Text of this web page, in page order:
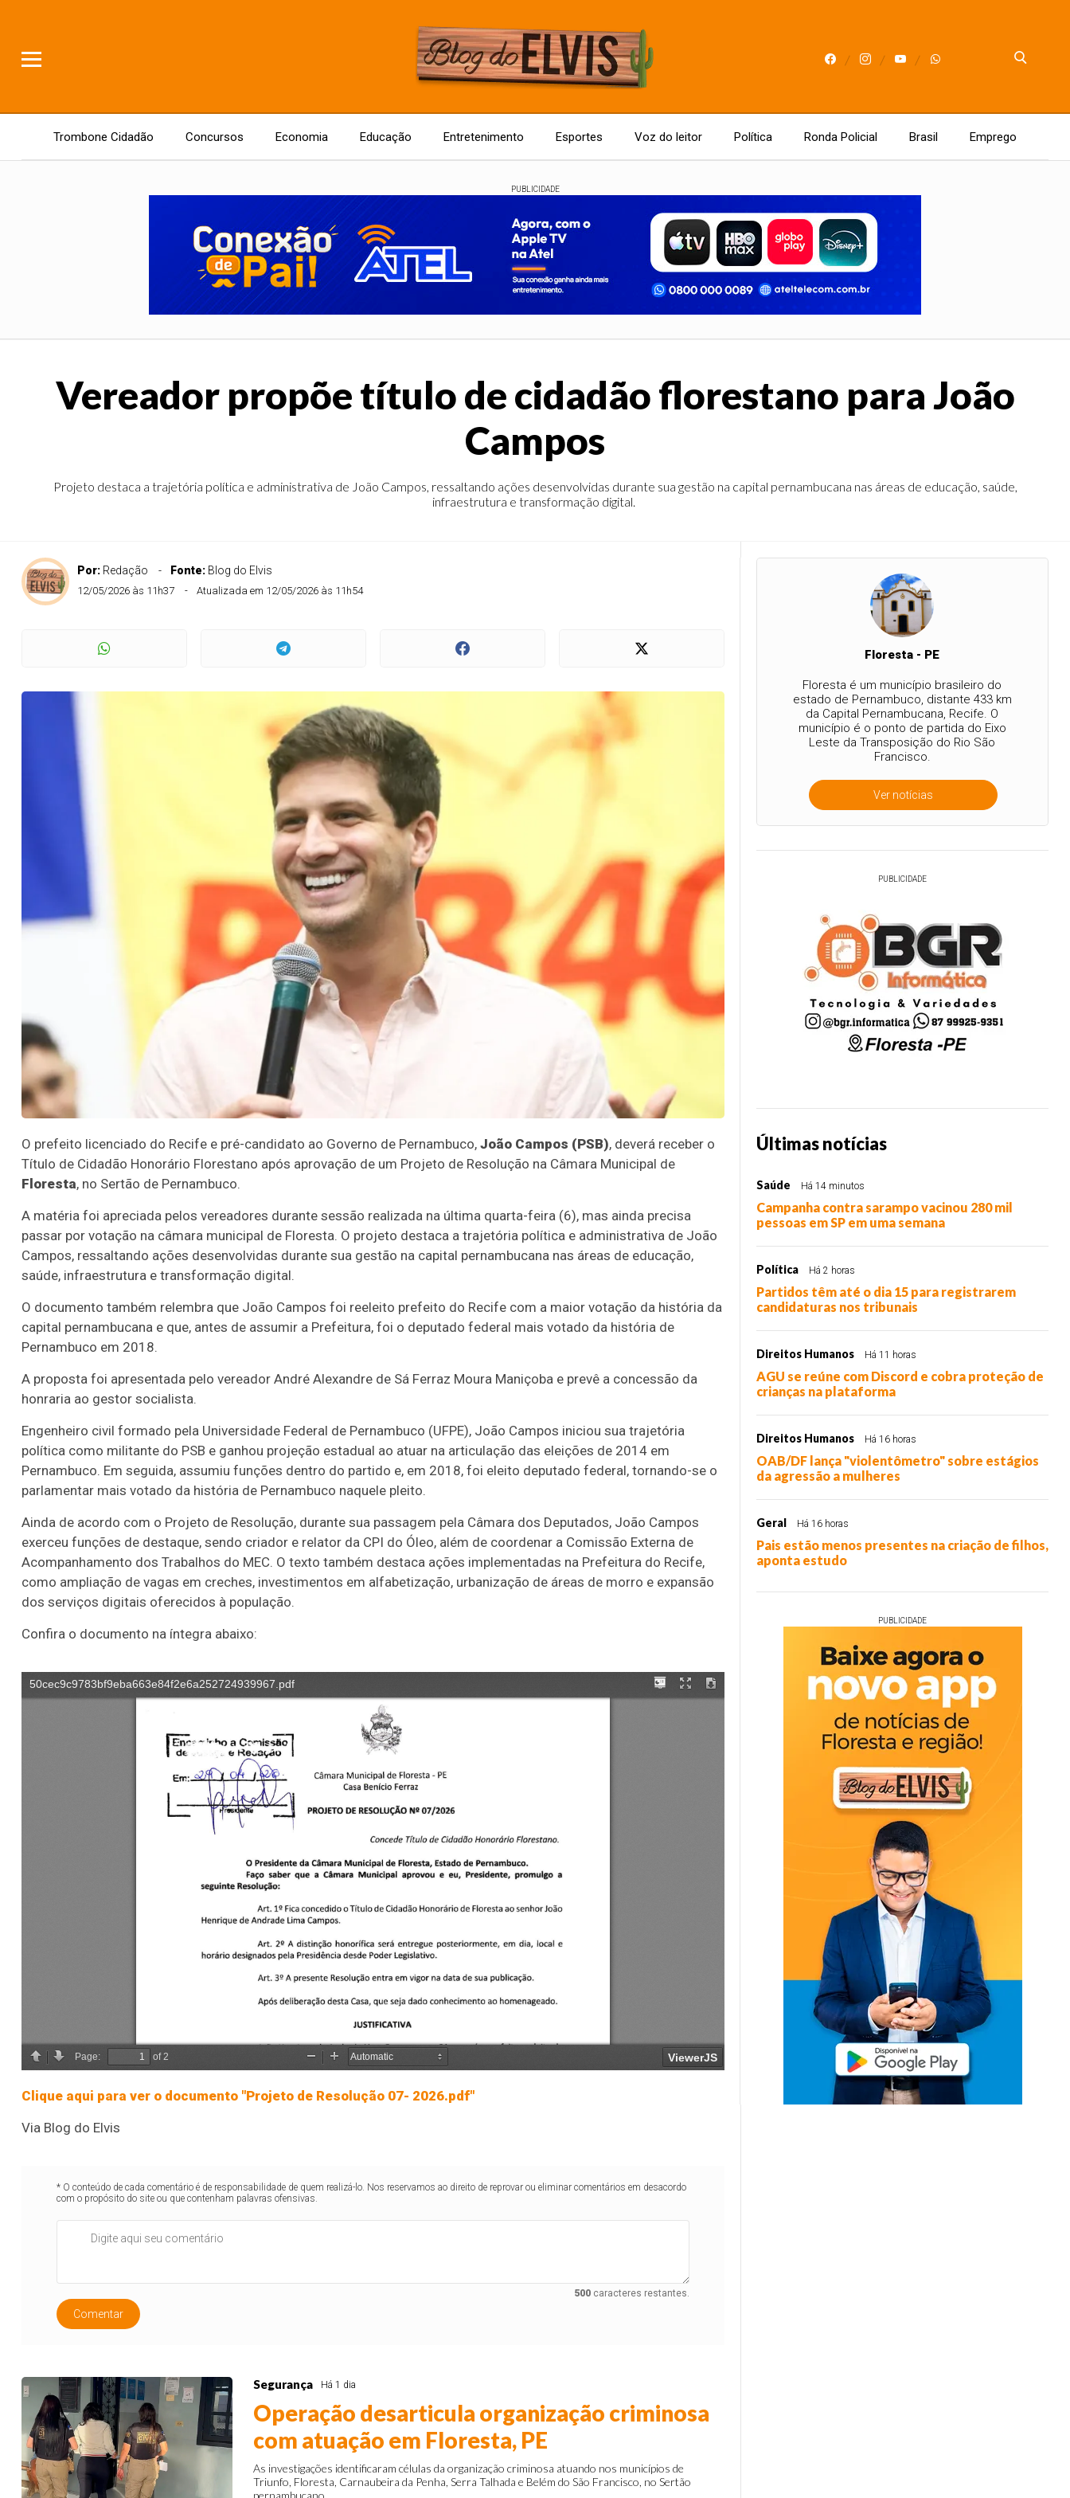
Trombone Cidadão Concursos Economia Educação Entretenimento Esportes Voz do leitor Política Ronda Policial Brasil Emprego
PUBLICIDADE
Vereador propõe título de cidadão florestano para João
Campos
Projeto destaca a trajetória política e administrativa de João Campos, ressaltando ações desenvolvidas durante sua gestão na capital pernambucana nas áreas de educação, saúde,
infraestrutura e transformação digital.
Por: Redação Fonte: Blog do Elvis
12/05/2026 às 11h37 Atualizada em 12/05/2026 às 11h54
O prefeito licenciado do Recife e pré-candidato ao Governo de Pernambuco, João Campos (PSB), deverá receber o
Título de Cidadão Honorário Florestano após aprovação de um Projeto de Resolução na Câmara Municipal de
Floresta, no Sertão de Pernambuco.
A matéria foi apreciada pelos vereadores durante sessão realizada na última quarta-feira (6), mas ainda precisa
passar por votação na câmara municipal de Floresta. O projeto destaca a trajetória política e administrativa de João
Campos, ressaltando ações desenvolvidas durante sua gestão na capital pernambucana nas áreas de educação,
saúde, infraestrutura e transformação digital.
O documento também relembra que João Campos foi reeleito prefeito do Recife com a maior votação da história da
capital pernambucana e que, antes de assumir a Prefeitura, foi o deputado federal mais votado da história de
Pernambuco em 2018.
A proposta foi apresentada pelo vereador André Alexandre de Sá Ferraz Moura Maniçoba e prevê a concessão da
honraria ao gestor socialista.
Engenheiro civil formado pela Universidade Federal de Pernambuco (UFPE), João Campos iniciou sua trajetória
política como militante do PSB e ganhou projeção estadual ao atuar na articulação das eleições de 2014 em
Pernambuco. Em seguida, assumiu funções dentro do partido e, em 2018, foi eleito deputado federal, tornando-se o
parlamentar mais votado da história de Pernambuco naquele pleito.
Ainda de acordo com o Projeto de Resolução, durante sua passagem pela Câmara dos Deputados, João Campos
exerceu funções de destaque, sendo criador e relator da CPI do Óleo, além de coordenar a Comissão Externa de
Acompanhamento dos Trabalhos do MEC. O texto também destaca ações implementadas na Prefeitura do Recife,
como ampliação de vagas em creches, investimentos em alfabetização, urbanização de áreas de morro e expansão
dos serviços digitais oferecidos à população.
Confira o documento na íntegra abaixo:
Clique aqui para ver o documento "Projeto de Resolução 07- 2026.pdf"
Via Blog do Elvis
* O conteúdo de cada comentário é de responsabilidade de quem realizá-lo. Nos reservamos ao direito de reprovar ou eliminar comentários em desacordo
com o propósito do site ou que contenham palavras ofensivas.
500caracteres restantes.
Comentar
Segurança Há 1 dia
Operação desarticula organização criminosa
com atuação em Floresta, PE
As investigações identificaram células da organização criminosa atuando nos municípios de
Triunfo, Floresta, Carnaubeira da Penha, Serra Talhada e Belém do São Francisco, no Sertão
pernambucano.
Floresta - PE
Floresta é um município brasileiro do
estado de Pernambuco, distante 433 km
da Capital Pernambucana, Recife. O
município é o ponto de partida do Eixo
Leste da Transposição do Rio São
Francisco.
Ver notícias
PUBLICIDADE
Últimas notícias
Saúde Há 14 minutos
Campanha contra sarampo vacinou 280 mil
pessoas em SP em uma semana
Política Há 2 horas
Partidos têm até o dia 15 para registrarem
candidaturas nos tribunais
Direitos Humanos Há 11 horas
AGU se reúne com Discord e cobra proteção de
crianças na plataforma
Direitos Humanos Há 16 horas
OAB/DF lança "violentômetro" sobre estágios
da agressão a mulheres
Geral Há 16 horas
Pais estão menos presentes na criação de filhos,
aponta estudo
PUBLICIDADE